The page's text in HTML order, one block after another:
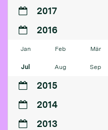
2017
2016
Jan Feb Mär
Jul Aug Sep
2015
2014
2013